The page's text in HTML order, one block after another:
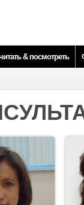
& посмотреть